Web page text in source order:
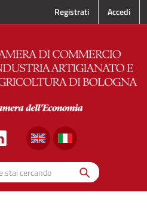
Registrati Accedi
qui quello che stai cercando
Cerca